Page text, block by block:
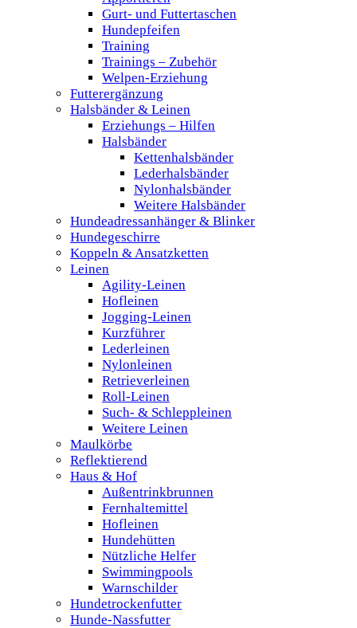
Gurt- und Futtertaschen
Hundepfeifen
Training
Trainings – Zubehör
Welpen-Erziehung
Futterergänzung
Halsbänder & Leinen
Erziehungs – Hilfen
Halsbänder
Kettenhalsbänder
Lederhalsbänder
Nylonhalsbänder
Weitere Halsbänder
Hundeadressanhänger & Blinker
Hundegeschirre
Koppeln & Ansatzketten
Leinen
Agility-Leinen
Hofleinen
Jogging-Leinen
Kurzführer
Lederleinen
Nylonleinen
Retrieverleinen
Roll-Leinen
Such- & Schleppleinen
Weitere Leinen
Maulkörbe
Reflektierend
Haus & Hof
Außentrinkbrunnen
Fernhaltemittel
Hofleinen
Hundehütten
Nützliche Helfer
Swimmingpools
Warnschilder
Hundetrockenfutter
Hunde-Nassfutter